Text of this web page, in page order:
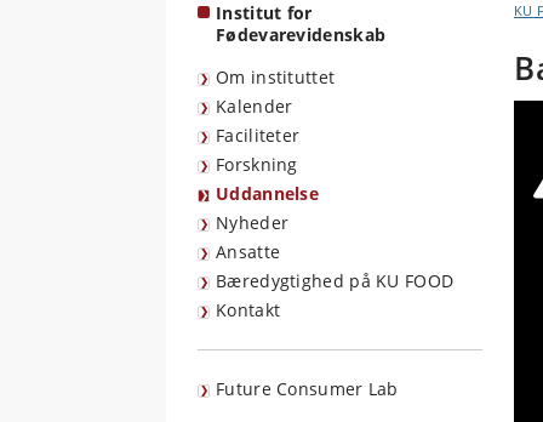
Institut for
Fødevarevidenskab
Om instituttet
Kalender
Faciliteter
Forskning
Uddannelse
Nyheder
Ansatte
Bæredygtighed på KU FOOD
Kontakt
Future Consumer Lab
KU